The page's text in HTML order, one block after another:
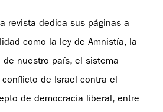
revista dedica sus páginas a
como la ley de Amnistía, la
de nuestro país, el sistema
de Israel contra el
de democracia liberal, entre